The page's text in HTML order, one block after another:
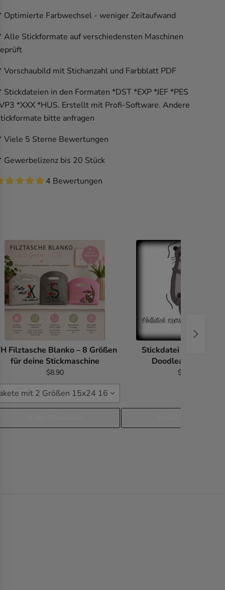
Optimierte Farbwechsel - weniger Zeitaufwand
Alle Stickformate auf verschiedensten Maschinen
Vorschaubild mit Stichanzahl und Farbblatt PDF
Stickdateien in den Formaten *DST *EXP *JEF *PES
*XXX *HUS. Erstellt mit Profi-Software. Andere
bitte anfragen
Viele 5 Sterne Bewertungen
Gewerbelizenz bis 20 Stück
4 Bewertungen
Filztasche Blanko – 8 Größen
für deine Stickmaschine
$8.90
mit 2 Größen 15x24 16x26
Stickdatei Otter
Doodleapplikation
$0.00